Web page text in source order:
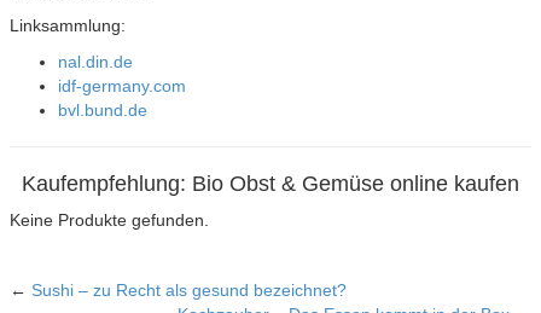
Linksammlung:
nal.din.de
idf-germany.com
bvl.bund.de
Kaufempfehlung: Bio Obst & Gemüse online kaufen
Keine Produkte gefunden.
← Sushi – zu Recht als gesund bezeichnet?